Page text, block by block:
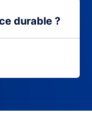
durable ?